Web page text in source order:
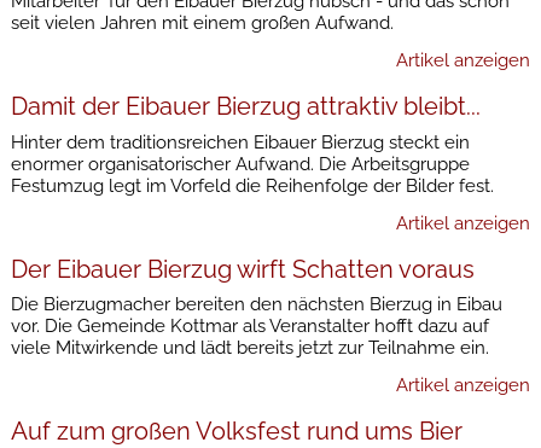
seit vielen Jahren mit einem großen Aufwand.
Artikel anzeigen
Damit der Eibauer Bierzug attraktiv bleibt...
Hinter dem traditionsreichen Eibauer Bierzug steckt ein
enormer organisatorischer Aufwand. Die Arbeitsgruppe
Festumzug legt im Vorfeld die Reihenfolge der Bilder fest.
Artikel anzeigen
Der Eibauer Bierzug wirft Schatten voraus
Die Bierzugmacher bereiten den nächsten Bierzug in Eibau
vor. Die Gemeinde Kottmar als Veranstalter hofft dazu auf
viele Mitwirkende und lädt bereits jetzt zur Teilnahme ein.
Artikel anzeigen
Auf zum großen Volksfest rund ums Bier